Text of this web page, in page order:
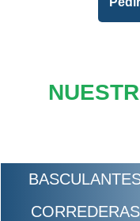
CORREDERAS